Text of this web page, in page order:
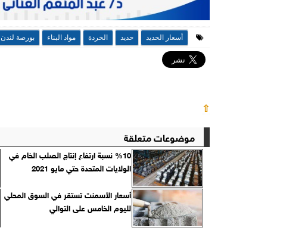
أسعار الحديد حديد الخردة مواد البناء بورصة لندن
⇧
موضوعات متعلقة
%10 نسبة ارتفاع إنتاج الصلب الخام في
الولايات المتحدة حتي مايو 2021
أسعار الأسمنت تستقر في السوق المحلي
لليوم الخامس على التوالي